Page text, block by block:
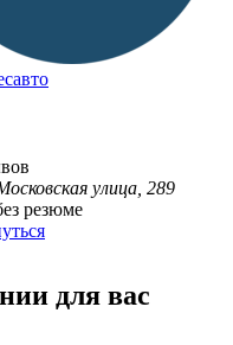
улица, 289
резюме
для вас